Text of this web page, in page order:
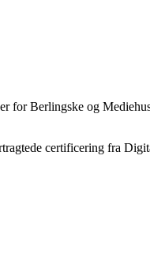
for Berlingske og
certificering fra